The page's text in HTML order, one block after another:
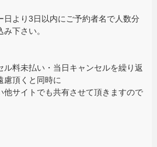
日より3日以内にご予約者名で人数分
下さい。
料未払い・当日キャンセルを繰り返
慮頂くと同時に
他サイトでも共有させて頂きますので